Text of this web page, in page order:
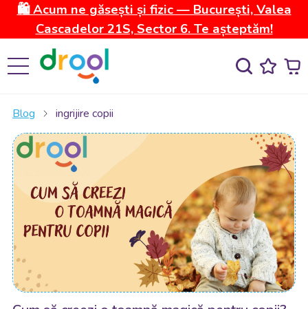
🛍️ Acum ne găsești și fizic — București, Valea
Cascadelor 21S, Sector 6. Te așteptăm!
Blog ingrijire copii